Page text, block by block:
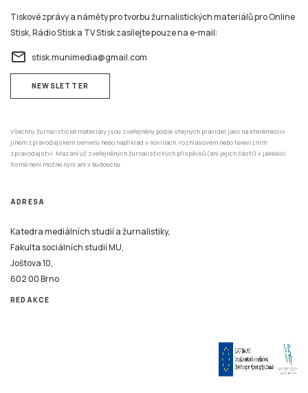
Tiskové zprávy a náměty pro tvorbu žurnalistických materiálů pro Online
Stisk, Rádio Stisk a TV Stisk zasílejte pouze na e-mail:
email stisk.munimedia@gmail.com
NEWSLETTER
Všechny žurnalistické materiály jsou zveřejněny podle stejných pravidel jako na kterémkoliv
jiném zpravodajském serveru nebo například v novinách, rozhlasovém nebo televizním
zpravodajství. Mazání už zveřejněných žurnalistických příspěvků (ani jejich částí) v jakékoli
formě není možné nyní ani v budoucnu.
ADRESA
Katedra mediálních studií a žurnalistiky,
Fakulta sociálních studií MU,
Joštova 10,
602 00 Brno
REDAKCE